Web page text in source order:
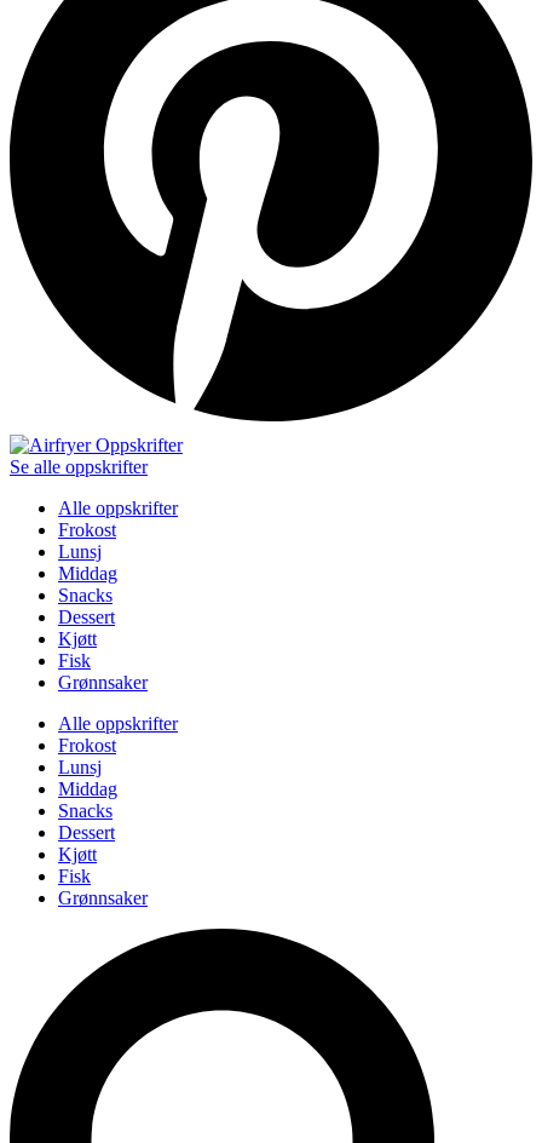
Se alle oppskrifter
Alle oppskrifter
Frokost
Lunsj
Middag
Snacks
Dessert
Kjøtt
Fisk
Grønnsaker
Alle oppskrifter
Frokost
Lunsj
Middag
Snacks
Dessert
Kjøtt
Fisk
Grønnsaker